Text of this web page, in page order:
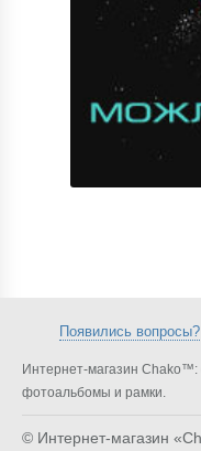
Появились вопросы?
Интернет-магазин Chako™:
фотоальбомы и рамки.
© Интернет-магазин